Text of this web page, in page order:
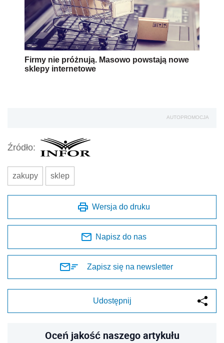
Firmy nie próżnują. Masowo powstają nowe
sklepy internetowe
AUTOPROMOCJA
Źródło:
zakupy sklep
Wersja do druku
Napisz do nas
Zapisz się na newsletter
Udostępnij
Oceń jakość naszego artykułu